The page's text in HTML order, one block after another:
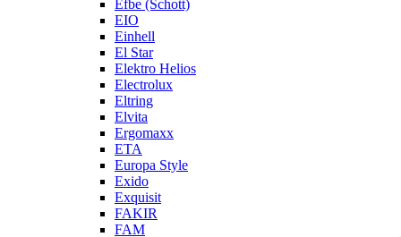
Efbe (Schott)
EIO
Einhell
El Star
Elektro Helios
Electrolux
Eltring
Elvita
Ergomaxx
ETA
Europa Style
Exido
Exquisit
FAKIR
FAM